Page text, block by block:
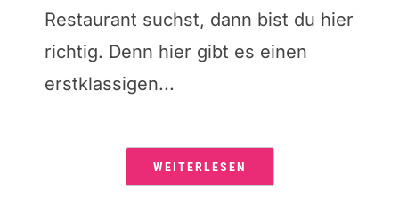
Restaurant suchst, dann bist du hier
richtig. Denn hier gibt es einen
erstklassigen...
WEITERLESEN